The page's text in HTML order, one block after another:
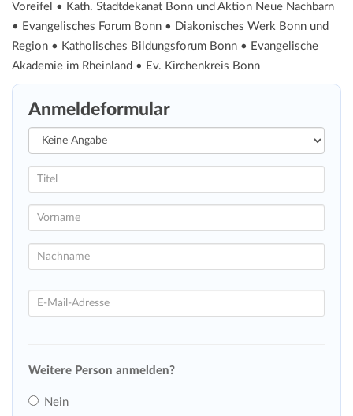
Voreifel • Kath. Stadtdekanat Bonn und Aktion Neue Nachbarn
• Evangelisches Forum Bonn • Diakonisches Werk Bonn und
Region • Katholisches Bildungsforum Bonn • Evangelische
Akademie im Rheinland • Ev. Kirchenkreis Bonn
Anmeldeformular
Weitere Person anmelden?
Nein